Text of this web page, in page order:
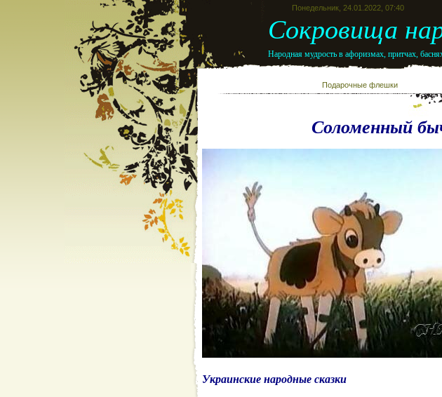
Понедельник, 24.01.2022, 07:40
Сокровища
Народная мудрость в афоризмах, притчах,
Подарочные флешки
Соломенный
Украинские народные сказки